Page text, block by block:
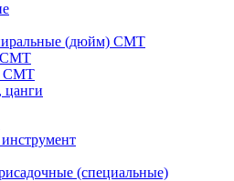
(дюйм) СМТ
цанги
(специальные)